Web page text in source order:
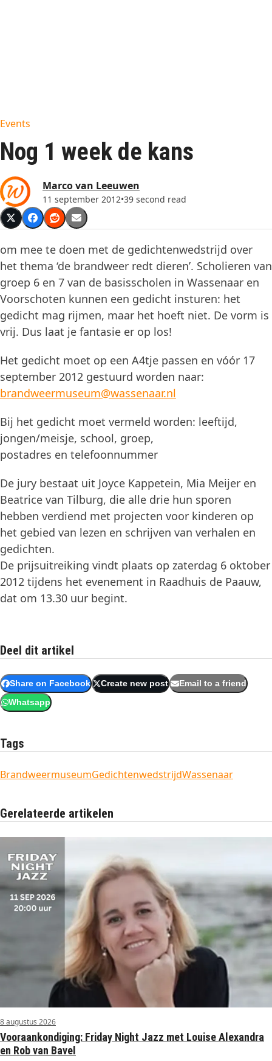
Events
Nog 1 week de kans
Marco van Leeuwen
11 september 2012•39 second read
om mee te doen met de gedichtenwedstrijd over
het thema ‘de brandweer redt dieren’. Scholieren van
groep 6 en 7 van de basisscholen in Wassenaar en
Voorschoten kunnen een gedicht insturen: het
gedicht mag rijmen, maar het hoeft niet. De vorm is
vrij. Dus laat je fantasie er op los!
Het gedicht moet op een A4tje passen en vóór 17
september 2012 gestuurd worden naar:
brandweermuseum@wassenaar.nl
Bij het gedicht moet vermeld worden: leeftijd,
jongen/meisje, school, groep,
postadres en telefoonnummer
De jury bestaat uit Joyce Kappetein, Mia Meijer en
Beatrice van Tilburg, die alle drie hun sporen
hebben verdiend met projecten voor kinderen op
het gebied van lezen en schrijven van verhalen en
gedichten.
De prijsuitreiking vindt plaats op zaterdag 6 oktober
2012 tijdens het evenement in Raadhuis de Paauw,
dat om 13.30 uur begint.
Deel dit artikel
Share on Facebook Create new post Email to a friend
Whatsapp
Tags
BrandweermuseumGedichtenwedstrijdWassenaar
Gerelateerde artikelen
8 augustus 2026
Vooraankondiging: Friday Night Jazz met Louise Alexandra
en Rob van Bavel